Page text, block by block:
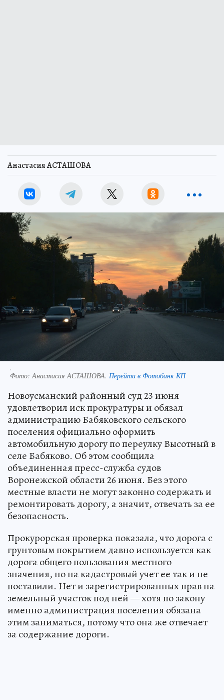
Анастасия АСТАШОВА
.
Фото:Анастасия АСТАШОВА. Перейти в Фотобанк КП
Новоусманский районный суд 23 июня
удовлетворил иск прокуратуры и обязал
администрацию Бабяковского сельского
поселения официально оформить
автомобильную дорогу по переулку Высотный в
селе Бабяково. Об этом сообщила
объединенная пресс-служба судов
Воронежской области 26 июня. Без этого
местные власти не могут законно содержать и
ремонтировать дорогу, а значит, отвечать за ее
безопасность.
Прокурорская проверка показала, что дорога с
грунтовым покрытием давно используется как
дорога общего пользования местного
значения, но на кадастровый учет ее так и не
поставили. Нет и зарегистрированных прав на
земельный участок под ней — хотя по закону
именно администрация поселения обязана
этим заниматься, потому что она же отвечает
за содержание дороги.